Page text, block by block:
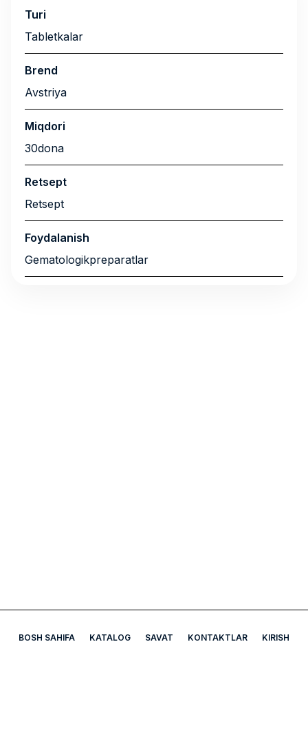
Turi
Tabletkalar
Brend
Avstriya
Miqdori
30dona
Retsept
Retsept
Foydalanish
Gematologikpreparatlar
BOSH SAHIFA KATALOG SAVAT KONTAKTLAR KIRISH